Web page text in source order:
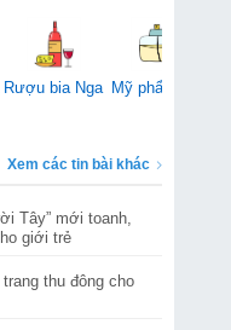
Rượu bia Nga Mỹ phẩm Mỹ
Xem các tin bài khác
Tây” mới toanh,
giới trẻ
thu đông cho